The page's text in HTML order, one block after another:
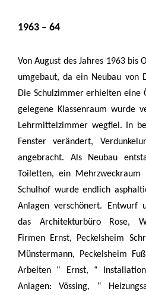
1963 – 64
Von August des Jahres 1963 bis
umgebaut, da ein Neubau von
Die Schulzimmer erhielten eine
gelegene Klassenraum wurde
Lehrmittelzimmer wegfiel. In
Fenster verändert,
angebracht. Als Neubau
Toiletten, ein Mehrzweckraum
Schulhof wurde endlich
Anlagen verschönert. Entwurf
das Architekturbüro Rose,
Firmen Ernst, Peckelsheim
Münstermann, Peckelsheim
Arbeiten “ Ernst, “
Anlagen: Vössing, “